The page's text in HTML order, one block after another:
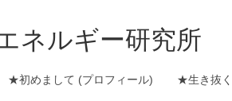
ネルギー研究所
★初めまして (プロフィール) ★生き抜